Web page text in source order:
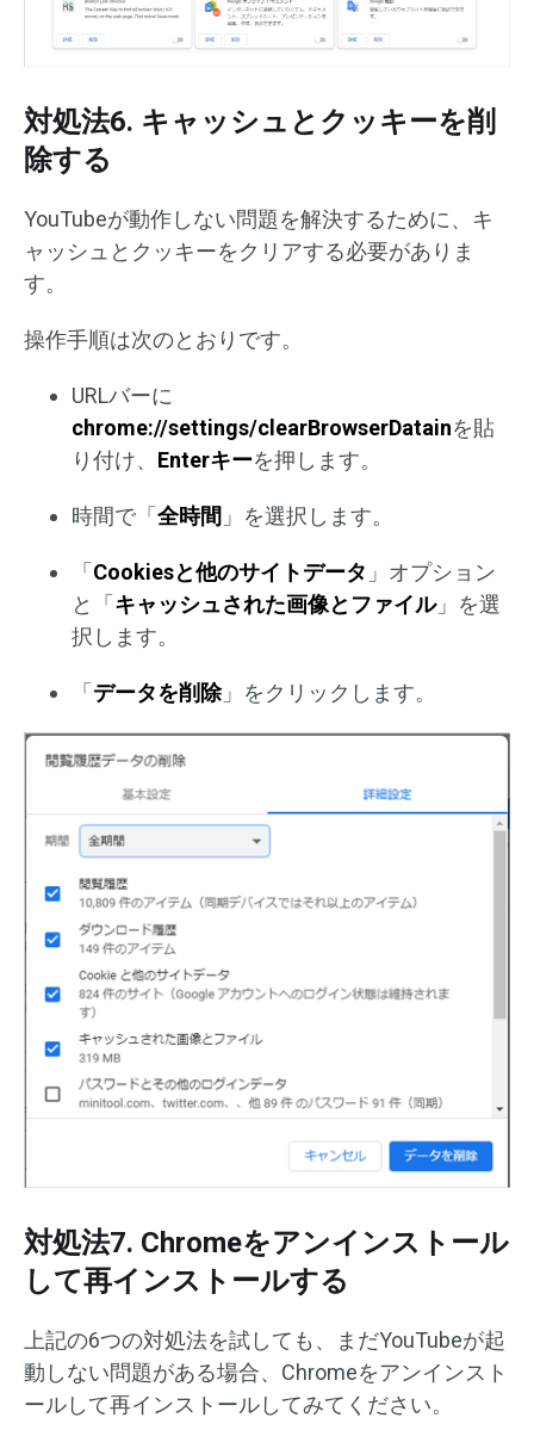
対処法6. キャッシュとクッキーを削
除する
YouTubeが動作しない問題を解決するために、キ
ャッシュとクッキーをクリアする必要がありま
す。
操作手順は次のとおりです。
URLバーに
chrome://settings/clearBrowserDatainを貼
り付け、 Enterキーを押します。
時間で「全時間 」を選択します。
「Cookiesと他のサイトデータ 」オプション
と「キャッシュされた画像とファイル」を選
択します。
「データを削除」をクリックします。
対処法7. Chromeをアンインストール
して再インストールする
上記の6つの対処法を試しても、まだYouTubeが起
動しない問題がある場合、Chromeをアンインスト
ールして再インストールしてみてください。